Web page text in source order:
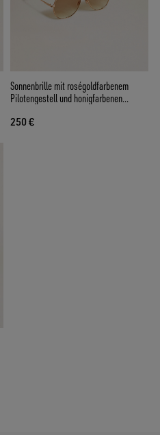
Sonnenbrille mit roségoldfarbenem
Pilotengestell und honigfarbenen
250 €